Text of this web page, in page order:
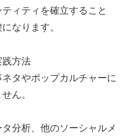
ィティを確立すること
なります。
践方法
タやポップカルチャーに
ん。
分析、他のソーシャルメ